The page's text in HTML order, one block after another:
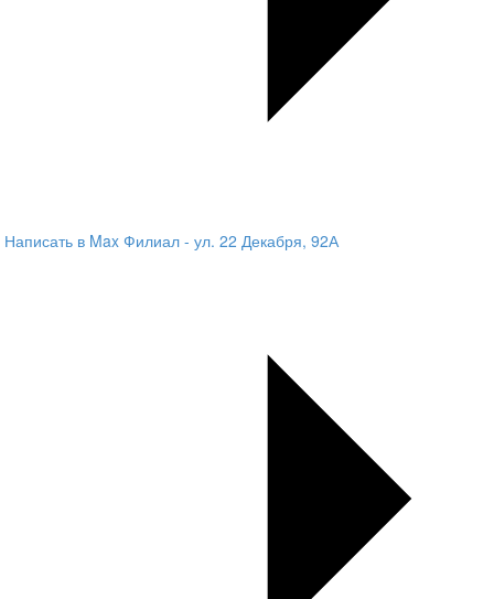
Написать в Max Филиал - ул. 22 Декабря, 92А